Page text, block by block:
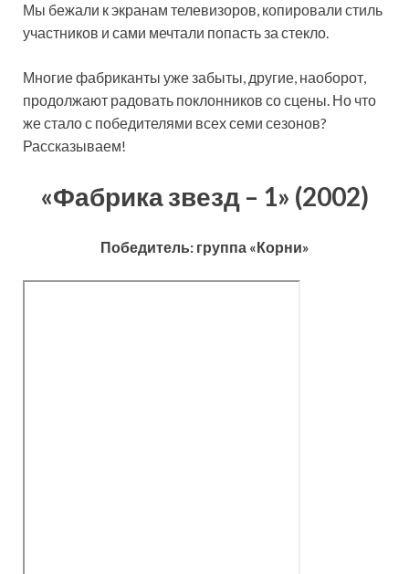
Мы бежали к экранам телевизоров, копировали стиль
участников и сами мечтали попасть за стекло.
Многие фабриканты уже забыты, другие, наоборот,
продолжают радовать поклонников со сцены. Но что
же стало с победителями всех семи сезонов?
Рассказываем!
«Фабрика звезд – 1» (2002)
Победитель: группа «Корни»